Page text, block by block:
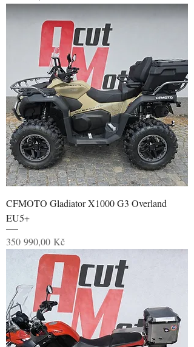
CFMOTO Gladiator X1000 G3 Overland
EU5+
Cena
350 990,00 Kč